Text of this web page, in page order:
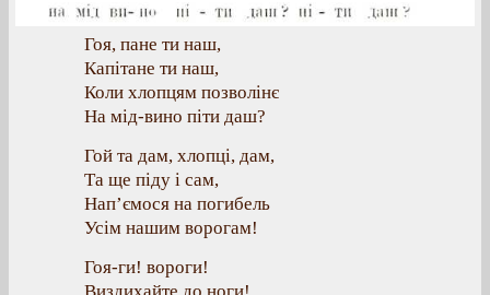
Гоя, пане ти наш,
Капітане ти наш,
Коли хлопцям позволінє
На мід-вино піти даш?
Гой та дам, хлопці, дам,
Та ще піду і сам,
Нап’ємося на погибель
Усім нашим ворогам!
Гоя-ги! вороги!